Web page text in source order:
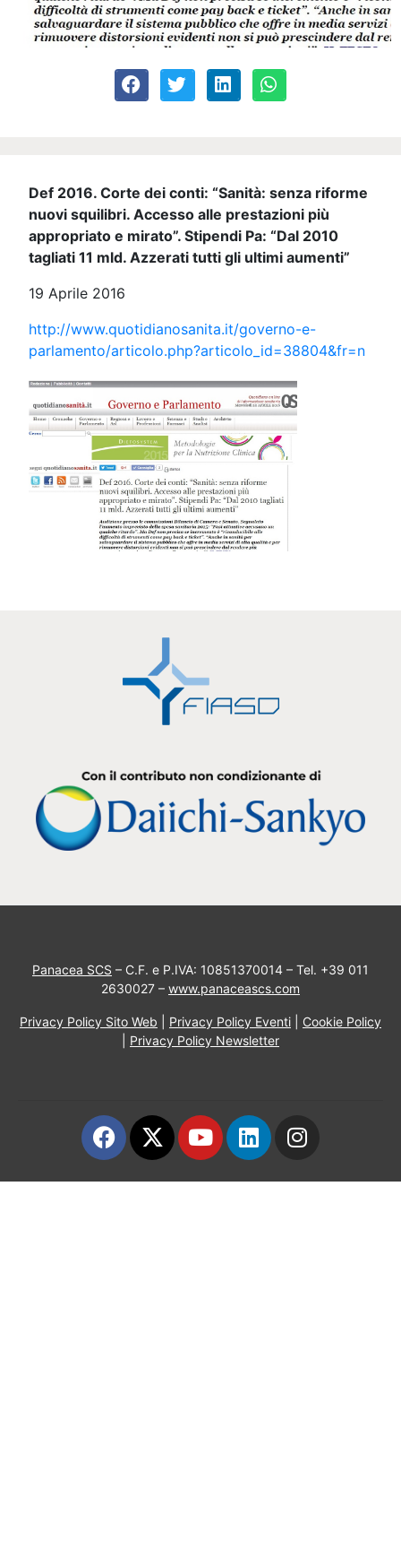
Def 2016. Corte dei conti: “Sanità: senza riforme
nuovi squilibri. Accesso alle prestazioni più
appropriato e mirato”. Stipendi Pa: “Dal 2010
tagliati 11 mld. Azzerati tutti gli ultimi aumenti”
19 Aprile 2016
http://www.quotidianosanita.it/governo-e-
parlamento/articolo.php?articolo_id=38804&fr=n
Panacea SCS – C.F. e P.IVA: 10851370014 – Tel. +39 011
2630027 – www.panaceascs.com
Privacy Policy Sito Web Privacy Policy Eventi
Cookie Policy
Privacy Policy Newsletter